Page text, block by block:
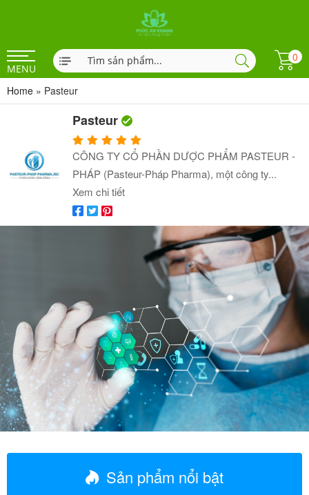
MENU
0
Home » Pasteur
Pasteur
CÔNG TY CỔ PHẦN DƯỢC PHẨM PASTEUR -
PHÁP (Pasteur-Pháp Pharma), một công ty...
Xem chi tiết
Sản phẩm nổi bật